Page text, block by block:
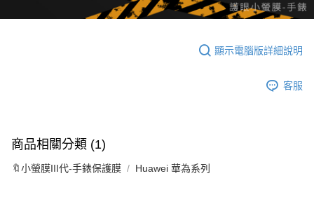
顯示電腦版詳細說明
客服
商品相關分類 (1)
🔖小螢膜III代-手錶保護膜 Huawei 華為系列